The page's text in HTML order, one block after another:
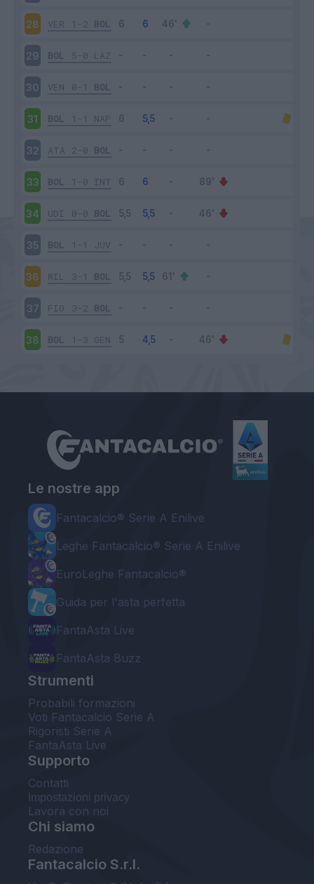
28 VER 1-2 BOL
29 BOL 5-0 LAZ
30 VEN 0-1 BOL
31 BOL 1-1 NAP
32 ATA 2-0 BOL
33 BOL 1-0 INT
34 UDI 0-0 BOL
35 BOL 1-1 JUV
36 MIL 3-1 BOL
37 FIO 3-2 BOL
38 BOL 1-3 GEN
Le nostre app
Fantacalcio® Serie A Enilive
Leghe Fantacalcio® Serie A Enilive
EuroLeghe Fantacalcio®
Guida per l'asta perfetta
FantaAsta Live
FantaAsta Buzz
Strumenti
Probabili formazioni
Voti Fantacalcio Serie A
Rigoristi Serie A
FantaAsta Live
Supporto
Contatti
Impostazioni privacy
Lavora con noi
Chi siamo
Redazione
Fantacalcio S.r.l.